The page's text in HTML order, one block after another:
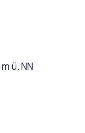
m ü. NN